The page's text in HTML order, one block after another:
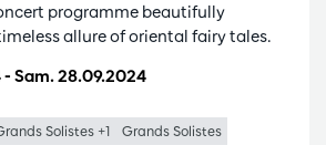
- Sam. 28.09.2024
programme beautifully
allure of oriental fairy tales.
Solistes +1 Grands Solistes